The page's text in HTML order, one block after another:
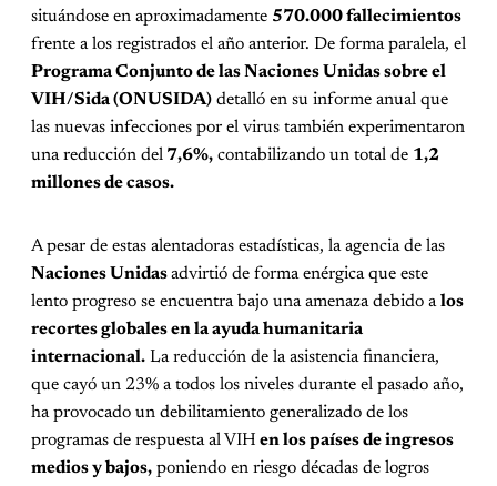
situándose en aproximadamente 570.000 fallecimientos
frente a los registrados el año anterior. De forma paralela, el
Programa Conjunto de las Naciones Unidas sobre el
VIH/Sida (ONUSIDA) detalló en su informe anual que
las nuevas infecciones por el virus también experimentaron
una reducción del 7,6%, contabilizando un total de 1,2
millones de casos.
A pesar de estas alentadoras estadísticas, la agencia de las
Naciones Unidasadvirtió de forma enérgica que este
lento progreso se encuentra bajo una amenaza debido alos
recortes globales en la ayuda humanitaria
internacional. La reducción de la asistencia financiera,
que cayó un 23% a todos los niveles durante el pasado año,
ha provocado un debilitamiento generalizado de los
programas de respuesta al VIH en los países de ingresos
medios y bajos, poniendo en riesgo décadas de logros